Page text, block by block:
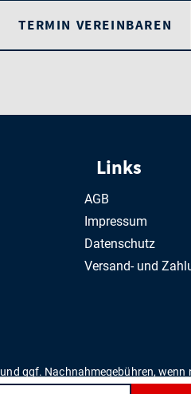
TERMIN VEREINBAREN
Links
AGB
Impressum
Datenschutz
Versand- und
und ggf. Nachnahmegebühren, wenn